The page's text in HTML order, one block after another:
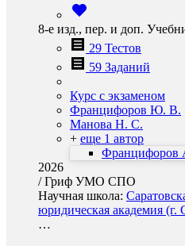
8-е изд., пер. и доп.
29 Тестов
59 Заданий
Курс с экзаменом
Францифоров Ю. В.
Манова Н. С.
+ еще 1 автор
2026
/Гриф УМО СПО
Научная школа:
юридическая академия (г.
…